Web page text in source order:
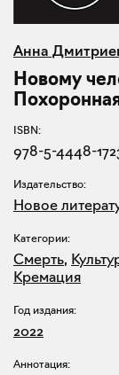
Анна
Новому
ISBN:
978-5-4448-
Издательство:
Новое
Категории:
Смерть,
Кремация
Год издания:
2022
Аннотация: